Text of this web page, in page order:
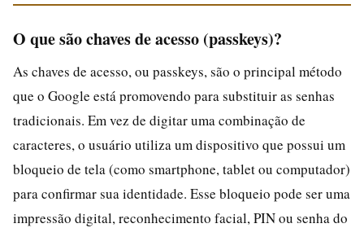
O que são chaves de acesso (passkeys)?
As chaves de acesso, ou passkeys, são o principal método
que o Google está promovendo para substituir as senhas
tradicionais. Em vez de digitar uma combinação de
caracteres, o usuário utiliza um dispositivo que possui um
bloqueio de tela (como smartphone, tablet ou computador)
para confirmar sua identidade. Esse bloqueio pode ser uma
impressão digital, reconhecimento facial, PIN ou senha do